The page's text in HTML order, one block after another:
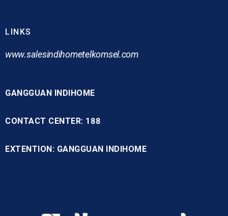
LINKS
www.salesindihometelkomsel.com
GANGGUAN INDIHOME
CONTACT CENTER: 188
EXTENTION: GANGGUAN INDIHOME